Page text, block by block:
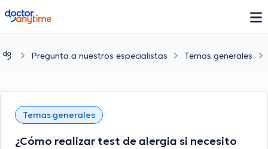
doctoranytime
Pregunta a nuestros especialistas Temas generales
Temas generales
¿Cómo realizar test de alergia si necesito